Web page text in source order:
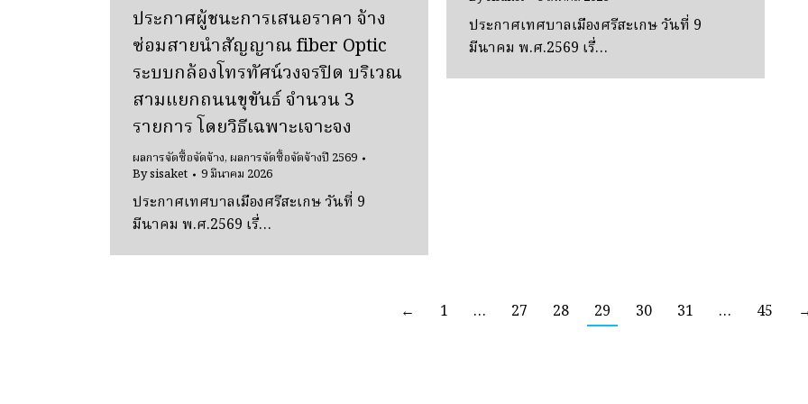
ประกาศเทศบาลเมืองศรีสะเกษ วันที่ 9
มีนาคม พ.ศ.2569 เรื่…
ประกาศผู้ชนะการเสนอราคา จ้าง
ซ่อมสายนําสัญญาณ fiber Optic
ระบบกล้องโทรทัศน์วงจรปิด บริเวณ
สามแยกถนนขุขันธ์ จํานวน 3
รายการ โดยวิธีเฉพาะเจาะจง
ผลการจัดซื้อจัดจ้าง,ผลการจัดซื้อจัดจ้างปี 2569
Bysisaket 9 มีนาคม 2026
ประกาศเทศบาลเมืองศรีสะเกษ วันที่ 9
มีนาคม พ.ศ.2569 เรื่…
← 1 … 27 28 29 30 31 … 45